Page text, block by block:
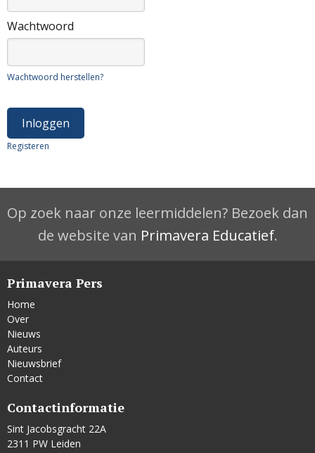
Wachtwoord
Wachtwoord herstellen?
Registeren
Op zoek naar onze leermiddelen? Bezoek dan
de website van Primavera Educatief.
Primavera Pers
Home
Over
Nieuws
Auteurs
Nieuwsbrief
Contact
Contactinformatie
Sint Jacobsgracht 22A
2311 PW Leiden